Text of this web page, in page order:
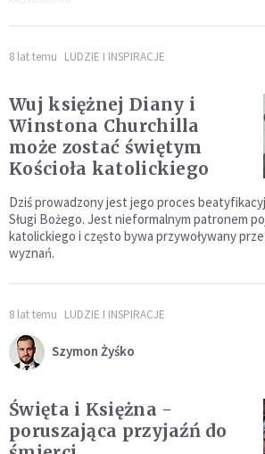
8 lat temu LUDZIE I INSPIRACJE
Wuj księżnej Diany i
Winstona Churchilla
może zostać świętym
Kościoła katolickiego
Dziś prowadzony jest jego proces
Sługi Bożego. Jest nieformalnym patronem
katolickiego i często bywa przywoływany
wyznań.
8 lat temu LUDZIE I INSPIRACJE
Szymon Żyśko
Święta i Księżna -
poruszająca przyjaźń do